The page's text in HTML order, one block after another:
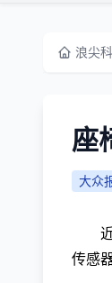
浪尖
座
大众
传感